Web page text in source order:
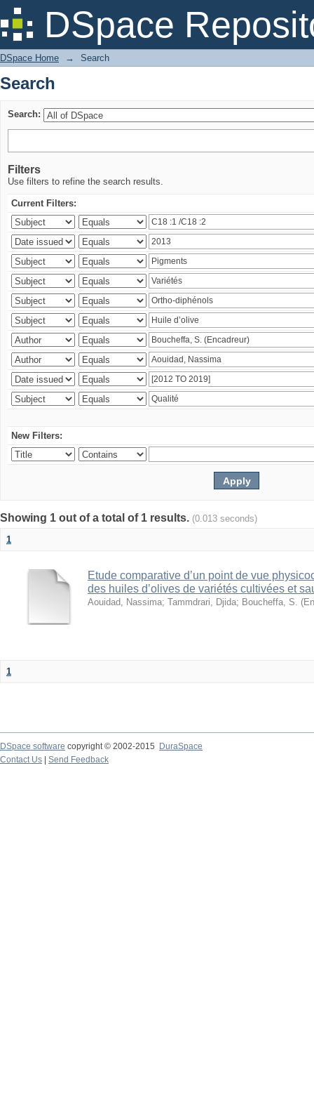
DSpace
Search
DSpace Home → Search
Search
Search:
Filters
Use filters to refine the search results.
Current Filters:
New Filters:
Showing 1 out of a total of 1 results. (0.013 seconds)
1
Etude comparative d’un point de vue
des huiles d’olives de variétés cultivées et
Aouidad, Nassima; Tammdrari, Djida; Boucheffa, S.
1
DSpace software copyright © 2002-2015
DuraSpace
Contact Us
Send Feedback